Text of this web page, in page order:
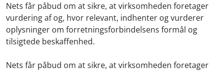
Nets får påbud om at sikre, at virksomheden foretager
vurdering af og, hvor relevant, indhenter og vurderer
oplysninger om forretningsforbindelsens formål og
tilsigtede beskaffenhed.
Nets får påbud om at sikre, at virksomheden foretager